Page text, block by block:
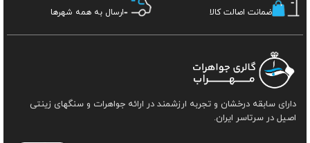
ضمانت اصالت کالا ارسال به همه شهرها
دارای سابقه درخشان و تجربه ارزشمند در ارائه جواهرات و سنگهای زینتی
اصیل در سرتاسر ایران.